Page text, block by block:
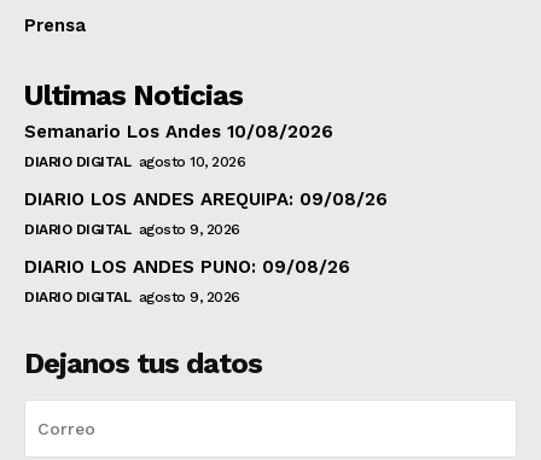
Prensa
Ultimas Noticias
Semanario Los Andes 10/08/2026
DIARIO DIGITAL agosto 10, 2026
DIARIO LOS ANDES AREQUIPA: 09/08/26
DIARIO DIGITAL agosto 9, 2026
DIARIO LOS ANDES PUNO: 09/08/26
DIARIO DIGITAL agosto 9, 2026
Dejanos tus datos